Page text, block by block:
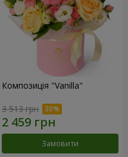
Композиція "Vanilla"
3 513 грн
Замовити